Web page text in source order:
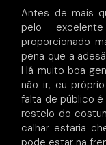
Antes de mais
pelo
proporcionado
pena que a
Há muito boa
não ir, eu
falta de público
restelo do
calhar estaria
pode estar na